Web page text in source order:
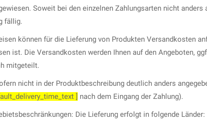
Soweit bei den einzelnen Zahlungsarten nicht anders
fällig.
können für die Lieferung von Produkten Versandkosten
ist. Die Versandkosten werden Ihnen auf den Angeboten,
mitgeteilt.
nicht in der Produktbeschreibung deutlich anders
] nach dem Eingang der Zahlung).
Die Lieferung erfolgt in folgende Länder: